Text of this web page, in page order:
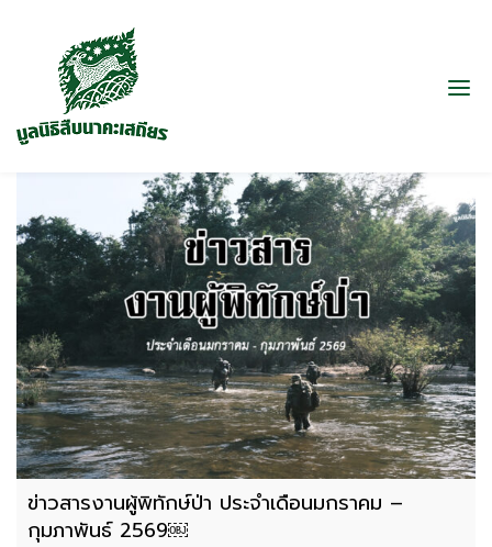
ข่าวสารงานผู้พิทักษ์ป่า ประจำเดือนมกราคม –
กุมภาพันธ์ 2569￼